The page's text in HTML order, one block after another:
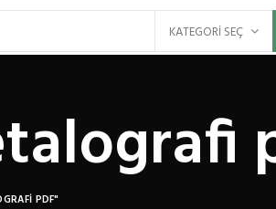
KATEGORI SEÇ
PDF"